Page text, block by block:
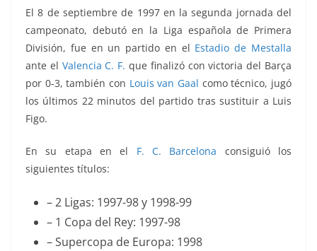
El 8 de septiembre de 1997 en la segunda jornada del
campeonato, debutó en la Liga española de Primera
División, fue en un partido en el Estadio de Mestalla
ante el Valencia C. F. que finalizó con victoria del Barça
por 0-3, también con Louis van Gaal como técnico, jugó
los últimos 22 minutos del partido tras sustituir a Luis
Figo.
En su etapa en el F. C. Barcelona consiguió los
siguientes títulos:
– 2 Ligas: 1997-98 y 1998-99
– 1 Copa del Rey: 1997-98
– Supercopa de Europa: 1998